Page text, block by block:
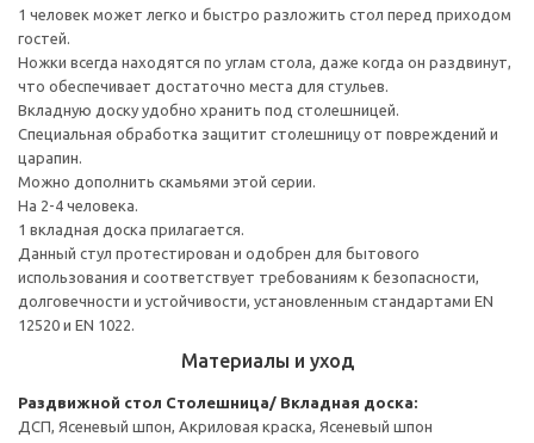
1 человек может легко и быстро разложить стол перед приходом
гостей.
Ножки всегда находятся по углам стола, даже когда он раздвинут,
что обеспечивает достаточно места для стульев.
Вкладную доску удобно хранить под столешницей.
Специальная обработка защитит столешницу от повреждений и
царапин.
Можно дополнить скамьями этой серии.
На 2-4 человека.
1 вкладная доска прилагается.
Данный стул протестирован и одобрен для бытового
использования и соответствует требованиям к безопасности,
долговечности и устойчивости, установленным стандартами EN
12520 и EN 1022.
Материалы и уход
Раздвижной стол Столешница/ Вкладная доска:
ДСП, Ясеневый шпон, Акриловая краска, Ясеневый шпон